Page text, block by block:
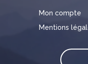
Mon compte
Mentions